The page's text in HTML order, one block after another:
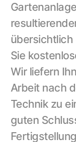
übersichtlich
Sie
Wir liefern
Arbeit nach
Technik zu
guten